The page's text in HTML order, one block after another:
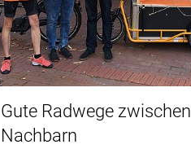
Gute Radwege zwischen
Nachbarn